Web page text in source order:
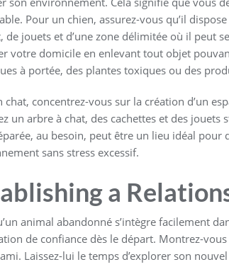
Pour un chien, assurez-vous qu’il
de jouets et d’une zone délimitée où il peut
votre domicile en enlevant tout objet
à portée, des plantes toxiques ou des
chat, concentrez-vous sur la création d’un
un arbre à chat, des cachettes et des jouets
au besoin, peut être un lieu idéal pour
sans stress excessif.
a
animal abandonné s’intègre facilement
de confiance dès le départ. Montrez-
Laissez-lui le temps d’explorer son